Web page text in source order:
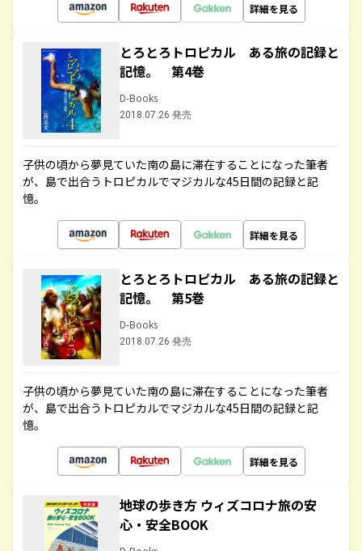
詳細を見る
とろとろトロピカル ある旅の記録と
記憶。 第4巻
D-Books
2018.07.26 発売
子供の頃から夢見ていた南の島に滞在することになった筆者
が、島で出合うトロピカルでマジカルな45日間の記録と記
憶。
詳細を見る
とろとろトロピカル ある旅の記録と
記憶。 第5巻
D-Books
2018.07.26 発売
子供の頃から夢見ていた南の島に滞在することになった筆者
が、島で出合うトロピカルでマジカルな45日間の記録と記
憶。
詳細を見る
地球の歩き方 ウィズコロナ旅の安
心・安全BOOK